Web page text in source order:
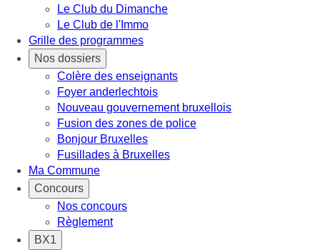
Le Club du Dimanche
Le Club de l'Immo
Grille des programmes
Nos dossiers
Colère des enseignants
Foyer anderlechtois
Nouveau gouvernement bruxellois
Fusion des zones de police
Bonjour Bruxelles
Fusillades à Bruxelles
Ma Commune
Concours
Nos concours
Règlement
BX1